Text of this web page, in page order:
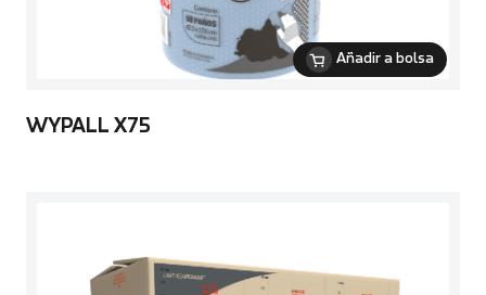
Añadir a bolsa
WYPALL X75